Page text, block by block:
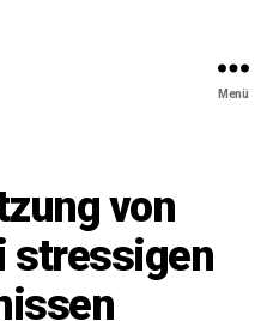
Menü
von
stressigen